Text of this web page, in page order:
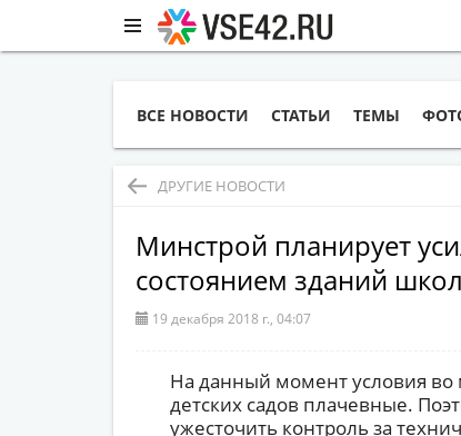
ВСЕ НОВОСТИ СТАТЬИ ТЕМЫ
ДРУГИЕ НОВОСТИ
Минстрой планирует
состоянием зданий
19 декабря 2018 г., 04:07
На данный момент условия во
детских садов плачевные.
ужесточить контроль за